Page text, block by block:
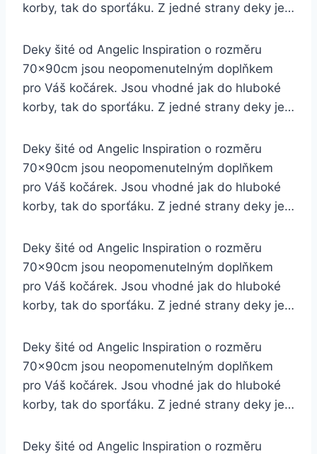
korby, tak do sporťáku. Z jedné strany deky je…
Deky šité od Angelic Inspiration o rozměru
70x90cm jsou neopomenutelným doplňkem
pro Váš kočárek. Jsou vhodné jak do hluboké
korby, tak do sporťáku. Z jedné strany deky je…
Deky šité od Angelic Inspiration o rozměru
70x90cm jsou neopomenutelným doplňkem
pro Váš kočárek. Jsou vhodné jak do hluboké
korby, tak do sporťáku. Z jedné strany deky je…
Deky šité od Angelic Inspiration o rozměru
70x90cm jsou neopomenutelným doplňkem
pro Váš kočárek. Jsou vhodné jak do hluboké
korby, tak do sporťáku. Z jedné strany deky je…
Deky šité od Angelic Inspiration o rozměru
70x90cm jsou neopomenutelným doplňkem
pro Váš kočárek. Jsou vhodné jak do hluboké
korby, tak do sporťáku. Z jedné strany deky je…
Deky šité od Angelic Inspiration o rozměru